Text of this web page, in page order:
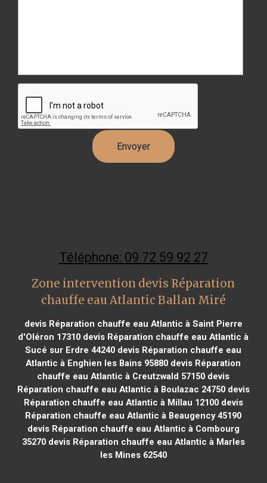
Téléphone: 09 72 59 92 27
Zone intervention devis Réparation
chauffe eau Atlantic Ballan Miré
devis Réparation chauffe eau Atlantic à Saint Pierre
d'Oléron 17310 devis Réparation chauffe eau Atlantic à
Sucé sur Erdre 44240 devis Réparation chauffe eau
Atlantic à Enghien les Bains 95880 devis Réparation
chauffe eau Atlantic à Creutzwald 57150 devis
Réparation chauffe eau Atlantic à Boulazac 24750devis
Réparation chauffe eau Atlantic à Millau 12100devis
Réparation chauffe eau Atlantic à Beaugency 45190
devis Réparation chauffe eau Atlantic à Combourg
35270devis Réparation chauffe eau Atlantic à Marles
les Mines 62540